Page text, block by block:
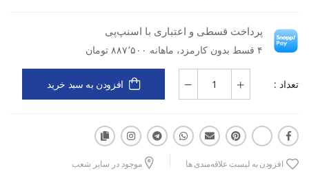
پرداخت قسطی و اعتباری با اسنپ‌پی
۴ قسط بدون کارمزد، ماهانه ۸۸۷٬۵۰۰ تومان
تعداد : افزودن به سبد خرید
افزودن به لیست علاقه‌مندی ها موجود در سایر شعب